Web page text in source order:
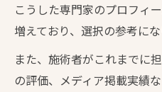
こうした専門家のプロフィ
増えており、選択の参考にな
また、施術者がこれまでに
の評価、メディア掲載実績